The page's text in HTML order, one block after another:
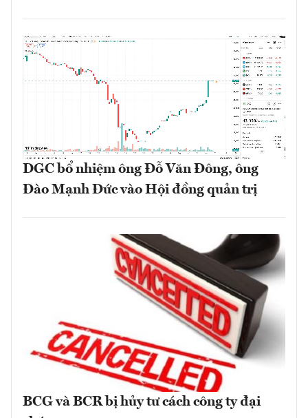
DGC bổ nhiệm ông Đỗ Văn Đông, ông
Đào Mạnh Đức vào Hội đồng quản trị
BCG và BCR bị hủy tư cách công ty đại